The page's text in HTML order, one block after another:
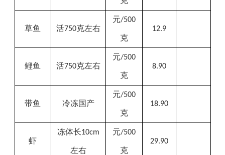
草鱼 活750克左右
元/500
克
12.9
鲤鱼 活750克左右
元/500
克
8.90
带鱼 冷冻国产
元/500
克
18.90
虾
冻体长10cm
左右
元/500
克
29.90